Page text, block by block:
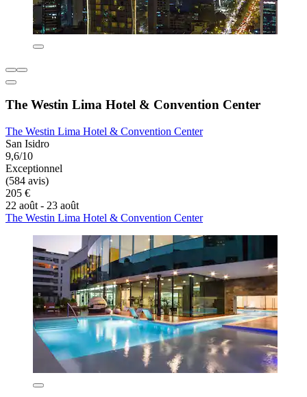
The Westin Lima Hotel & Convention Center
The Westin Lima Hotel & Convention Center
San Isidro
9,6/10
Exceptionnel
(584 avis)
205 €
22 août - 23 août
The Westin Lima Hotel & Convention Center